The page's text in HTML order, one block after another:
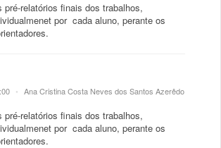
pré-relatórios finais dos trabalhos,
por cada aluno, perante os
• Ana Cristina Costa Neves dos Santos Azerêdo
pré-relatórios finais dos trabalhos,
por cada aluno, perante os